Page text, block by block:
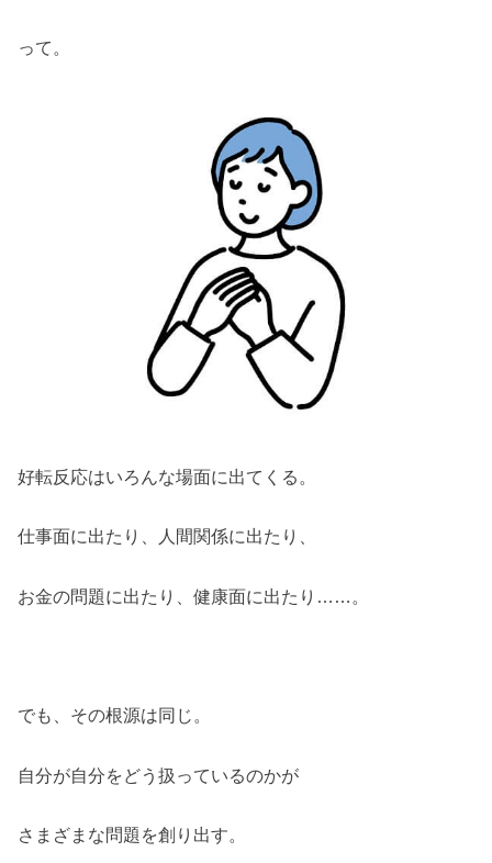
って。
好転反応はいろんな場面に出てくる。
仕事面に出たり、人間関係に出たり、
お金の問題に出たり、健康面に出たり……。
でも、その根源は同じ。
自分が自分をどう扱っているのかが
さまざまな問題を創り出す。